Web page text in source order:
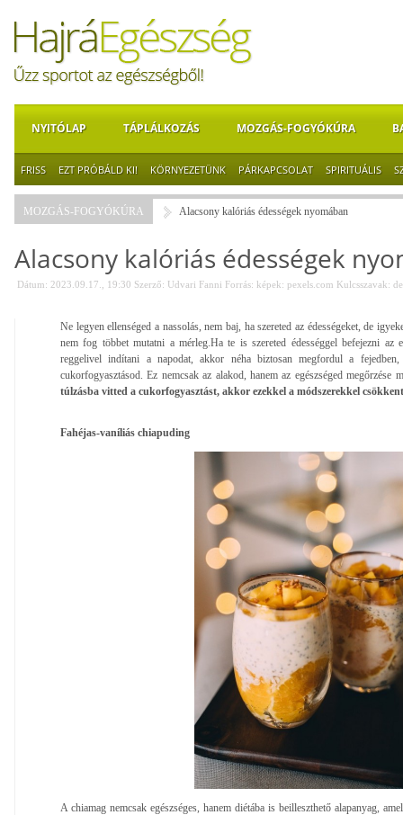
NYITÓLAP TÁPLÁLKOZÁS MOZGÁS-FOGYÓKÚRA
FRISS EZT PRÓBÁLD KI! KÖRNYEZETÜNK PÁRKAPCSOLAT SPIRITUÁLIS
MOZGÁS-FOGYÓKÚRA Alacsony kalóriás édességek nyomában
Alacsony kalóriás édességek
Dátum: 2023.09.17., 19:30 Szerző: Udvari Fanni Forrás: képek: pexels.com Kulcsszavak:
Ne legyen ellenséged a nassolás, nem baj, ha szereted az édességeket, de
nem fog többet mutatni a mérleg.Ha te is szereted édességgel befejezni az
reggelivel indítani a napodat, akkor néha biztosan megfordul a
cukorfogyasztásod. Ez nemcsak az alakod, hanem az egészséged
túlzásba vitted a cukorfogyasztást, akkor ezekkel a módszerekkel
Fahéjas-vaníliás chiapuding
A chiamag nemcsak egészséges, hanem diétába is beilleszthető alapanyag,